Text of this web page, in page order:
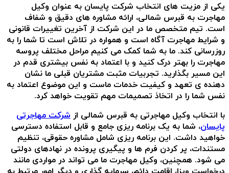
یکی از مزیت های انتخاب شرکت پایسان به عنوان وکیل
مهاجرت به قبرس شمالی، ارائه مشاوره های دقیق و شفاف
است. تیم متخصص ما در این شرکت از آخرین تغییرات قانونی
و شرایط مهاجرت آگاه است و همواره در تلاش است تا شما را به
روزرسانی کند. ما به شما کمک می کنیم مراحل مختلف پروسه
مهاجرت را بهتر درک کنید و با اعتماد به نفس بیشتری قدم در
این مسیر بگذارید. تجربیات مثبت مشتریان قبلی ما نشان
دهنده ی تعهد و کیفیت خدمات ماست و این موضوع اعتماد به
نفس شما را در اتخاذ تصمیمات مهم تقویت خواهد کرد.
با انتخاب وکیل مهاجرتی به قبرس شمالی از شرکت مهاجرتی
پایسان، شما به یک برنامه ریزی جامع و قابل استفاده دسترسی
خواهید داشت. این برنامه ریزی شامل مشاوره حقوقی، تنظیم
مستندات، پر کردن فرم ها و پیگیری پرونده در نهادهای دولتی
می شود. همچنین، وکیل مهاجرت ما می تواند در مواردی مانند